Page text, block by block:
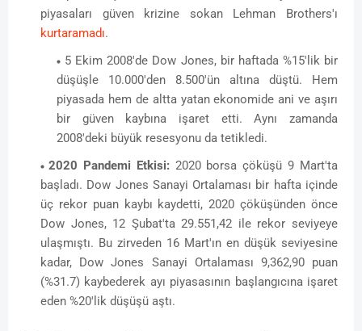
piyasaları güven krizine sokan Lehman Brothers'ı
kurtaramadı.
5 Ekim 2008'de Dow Jones, bir haftada %15'lik bir
düşüşle 10.000'den 8.500'ün altına düştü. Hem
piyasada hem de altta yatan ekonomide ani ve aşırı
bir güven kaybına işaret etti. Aynı zamanda
2008'deki büyük resesyonu da tetikledi.
2020 Pandemi Etkisi:2020 borsa çöküşü 9 Mart'ta
başladı. Dow Jones Sanayi Ortalaması bir hafta içinde
üç rekor puan kaybı kaydetti, 2020 çöküşünden önce
Dow Jones, 12 Şubat'ta 29.551,42 ile rekor seviyeye
ulaşmıştı. Bu zirveden 16 Mart'ın en düşük seviyesine
kadar, Dow Jones Sanayi Ortalaması 9,362,90 puan
(%31.7) kaybederek ayı piyasasının başlangıcına işaret
eden %20'lik düşüşü aştı.